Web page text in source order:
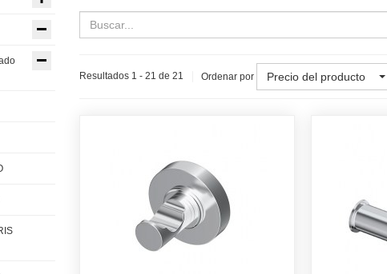
Resultados 1 - 21 de 21 Ordenar por Precio del producto